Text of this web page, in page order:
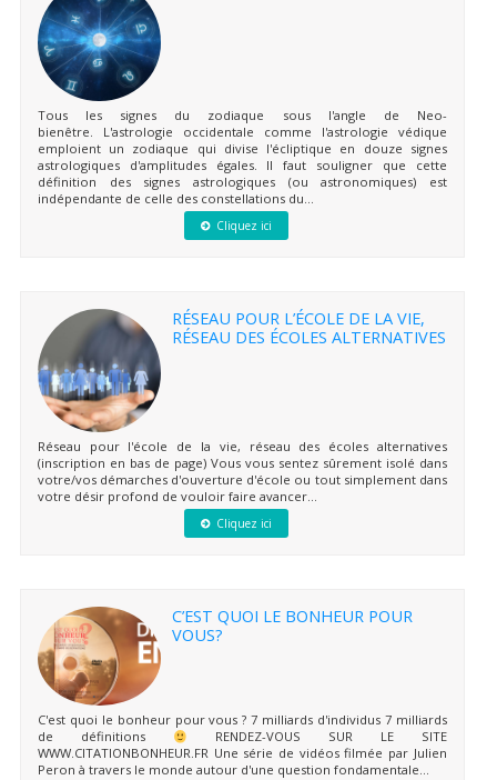
Tous les signes du zodiaque sous l'angle de Neo-
bienêtre. L'astrologie occidentale comme l'astrologie védique
emploient un zodiaque qui divise l'écliptique en douze signes
astrologiques d'amplitudes égales. Il faut souligner que cette
définition des signes astrologiques (ou astronomiques) est
indépendante de celle des constellations du...
Cliquez ici
RÉSEAU POUR L’ÉCOLE DE LA VIE,
RÉSEAU DES ÉCOLES ALTERNATIVES
Réseau pour l'école de la vie, réseau des écoles alternatives
(inscription en bas de page) Vous vous sentez sûrement isolé dans
votre/vos démarches d'ouverture d'école ou tout simplement dans
votre désir profond de vouloir faire avancer...
Cliquez ici
C’EST QUOI LE BONHEUR POUR
VOUS?
C'est quoi le bonheur pour vous ? 7 milliards d'individus 7 milliards
de définitions
RENDEZ-VOUS SUR LE SITE
WWW.CITATIONBONHEUR.FR Une série de vidéos filmée par Julien
Peron à travers le monde autour d'une question fondamentale...